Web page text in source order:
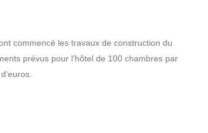
commencé les travaux de construction du
prévus pour l’hôtel de 100 chambres par